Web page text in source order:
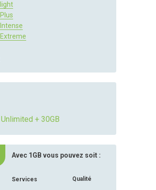
light
Extreme
Avec 1GB vous pouvez soit :
Services Qualité